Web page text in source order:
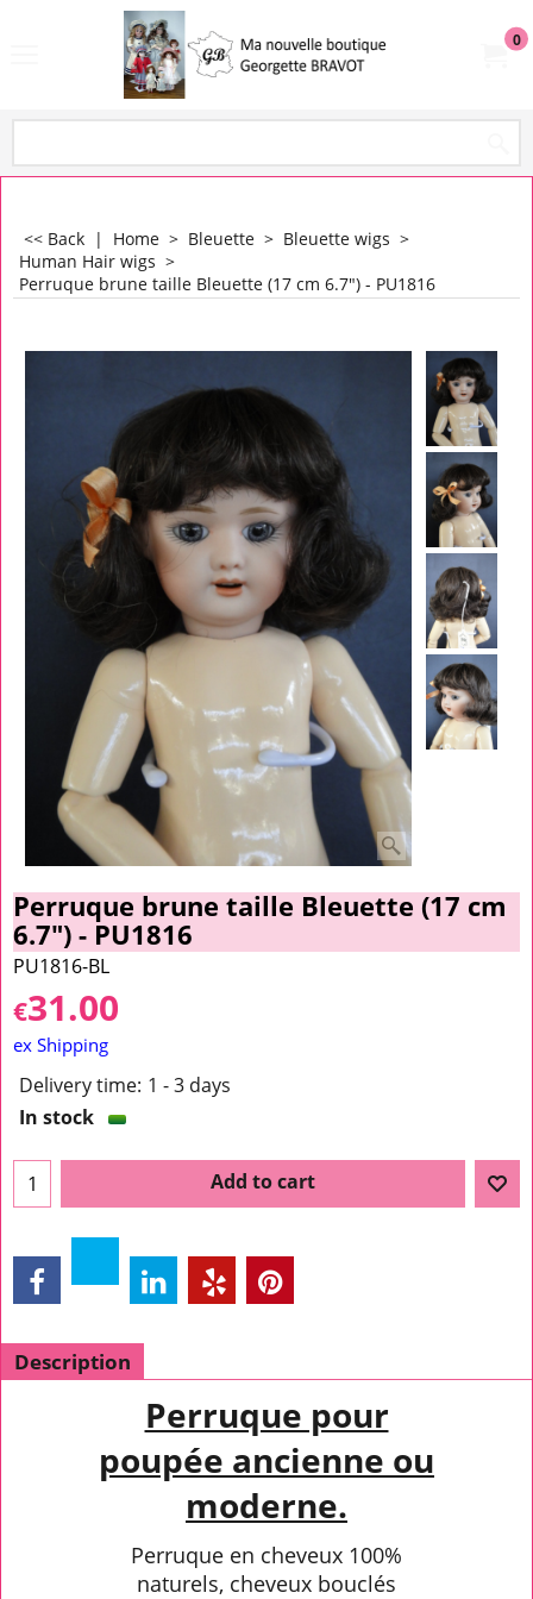
0
<< Back | Home > Bleuette > Bleuette wigs >
Human Hair wigs >
Perruque brune taille Bleuette (17 cm 6.7") - PU1816
Perruque brune taille Bleuette (17 cm
6.7") - PU1816
PU1816-BL
€31.00
ex Shipping
Delivery time: 1 - 3 days
In stock
Add to cart
Description
Perruque pour
poupée ancienne ou
moderne.
Perruque en cheveux 100%
naturels, cheveux bouclés